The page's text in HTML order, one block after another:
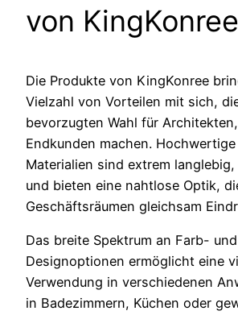
von KingKonree
Die Produkte von KingKonree
Vielzahl von Vorteilen mit sich,
bevorzugten Wahl für
Endkunden machen.
Materialien sind extrem
und bieten eine nahtlose Optik,
Geschäftsräumen gleichsam
Das breite Spektrum an Farb- und
Designoptionen ermöglicht eine
Verwendung in verschiedenen
in Badezimmern, Küchen oder